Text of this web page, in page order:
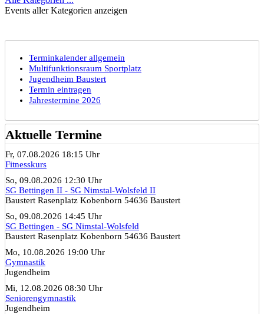
Events aller Kategorien anzeigen
Terminkalender allgemein
Multifunktionsraum Sportplatz
Jugendheim Baustert
Termin eintragen
Jahrestermine 2026
Aktuelle Termine
Fr, 07.08.2026 18:15 Uhr
Fitnesskurs
So, 09.08.2026 12:30 Uhr
SG Bettingen II - SG Nimstal-Wolsfeld II
Baustert Rasenplatz Kobenborn 54636 Baustert
So, 09.08.2026 14:45 Uhr
SG Bettingen - SG Nimstal-Wolsfeld
Baustert Rasenplatz Kobenborn 54636 Baustert
Mo, 10.08.2026 19:00 Uhr
Gymnastik
Jugendheim
Mi, 12.08.2026 08:30 Uhr
Seniorengymnastik
Jugendheim